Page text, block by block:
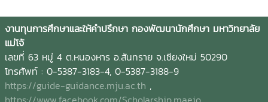
งานทุนการศึกษาและให้คำปรึกษา กองพัฒนานักศึกษา มหาวิทยาลัย
แม่โจ้
เลขที่ 63 หมู่ 4 ต.หนองหาร อ.สันทราย จ.เชียงใหม่ 50290
โทรศัพท์ : 0-5387-3183-4, 0-5387-3188-9
https://guide-guidance.mju.ac.th ,